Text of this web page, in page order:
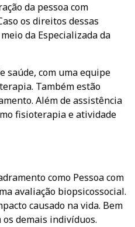
da pessoa com
os direitos dessas
da Especializada da
saúde, com uma equipe
Também estão
Além de assistência
fisioterapia e atividade
como Pessoa com
avaliação biopsicossocial.
causado na vida. Bem
os demais indivíduos.